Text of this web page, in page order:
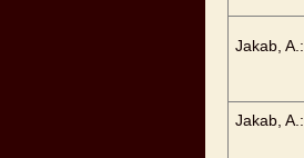
Jakab, A.:
Jakab, A.: